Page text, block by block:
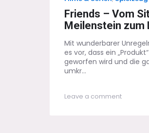
Friends – Vom
Meilenstein zum
Mit wunderbarer
es vor, dass ein
geworfen wird und die
umkr...
Leave a commenton